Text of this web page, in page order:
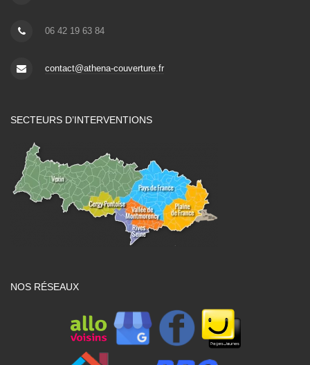
06 42 19 63 84
contact@athena-couverture.fr
SECTEURS D’INTERVENTIONS
NOS RÉSEAUX